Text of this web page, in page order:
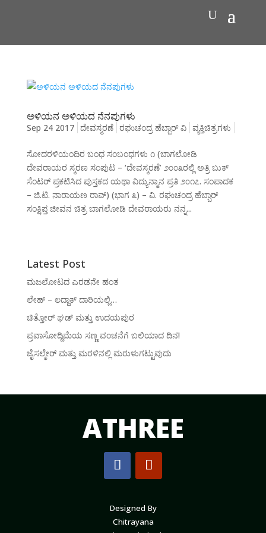
ಅಳಿಯನ ಅಳಿಯದ ನೆನಪುಗಳು
Sep 24 2017 ದೇವಸ್ಮರಣೆ ರಘುಚಂದ್ರ ಹೆಬ್ಬಾರ್ ವಿ ವ್ಯಕ್ತಿಚಿತ್ರಗಳು
ಸೋದರಳಿಯಂದಿರ ಬಂಧ ಸಂಬಂಧಗಳು ೧ (ಬಾಗಲೋಡಿ
ದೇವರಾಯರ ಸ್ಮರಣ ಸಂಪುಟ – ‘ದೇವಸ್ಮರಣೆ’ ೨೦೦೩ರಲ್ಲಿ ಅತ್ರಿ ಬುಕ್
ಸೆಂಟರ್ ಪ್ರಕಟಿಸಿದ ಪುಸ್ತಕದ ಯಥಾ ವಿದ್ಯುನ್ಮಾನ ಪ್ರತಿ ೨೦೧೭. ಸಂಪಾದಕ
– ಜಿ.ಟಿ. ನಾರಾಯಣ ರಾವ್) (ಭಾಗ ೩) – ವಿ. ರಘುಚಂದ್ರ ಹೆಬ್ಬಾರ್
ಸಂಕ್ಷಿಪ್ತ ಜೀವನ ಚಿತ್ರ ಬಾಗಲೋಡಿ ದೇವರಾಯರು ನನ್ನ...
Latest Post
ಮಜಲೋಟದ ಎರಡನೇ ಹಂತ
ಲೇಹ್ – ಲದ್ದಾಕ್ ದಾರಿಯಲ್ಲಿ…
ಚಿತ್ತೋರ್ ಘಡ್ ಮತ್ತು ಉದಯಪುರ
ಪ್ರವಾಸೋದ್ದಿಮೆಯ ಸಣ್ಣ ವಂಚನೆಗೆ ಬಲಿಯಾದ ದಿನ!
ಜೈಸಲ್ಮೇರ್ ಮತ್ತು ಮರಳಿನಲ್ಲಿ ಮರುಳುಗಟ್ಟುವುದು
ATHREE
Designed By
Chitrayana